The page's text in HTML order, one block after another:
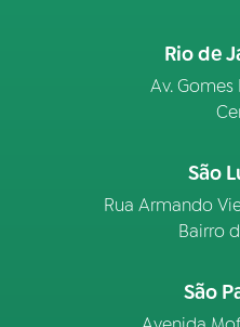
Rio de
Av. Gomes
São
Rua Armando
Bairro
São